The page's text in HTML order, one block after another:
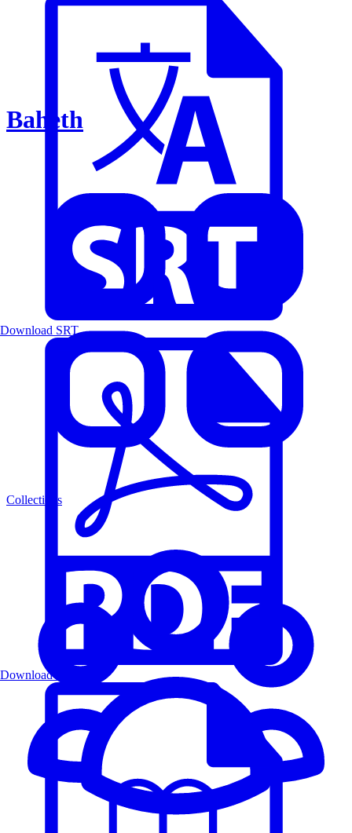
Baheth
Collections
Download SRT
Download PDF